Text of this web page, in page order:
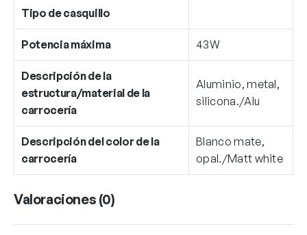
Tipo de casquillo
Potencia máxima 43W
Descripción de la
estructura/material de la
carrocería
Aluminio, metal,
silicona./Alu
Descripción del color de la
carrocería
Blanco mate,
opal./Matt white
Valoraciones (0)